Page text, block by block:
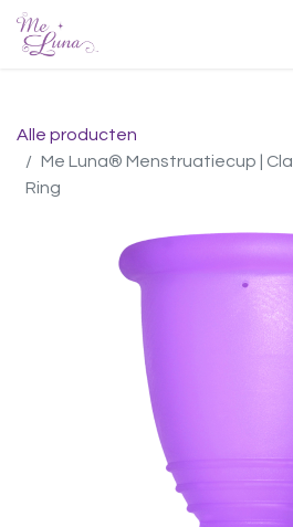
Alle producten
Me Luna® Menstruatiecup |
Ring